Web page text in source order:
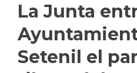
La Junta
Setenil el